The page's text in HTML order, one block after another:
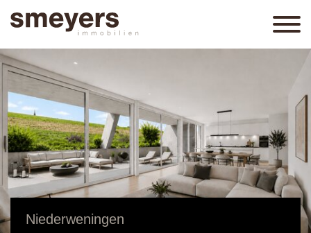
Niederweningen